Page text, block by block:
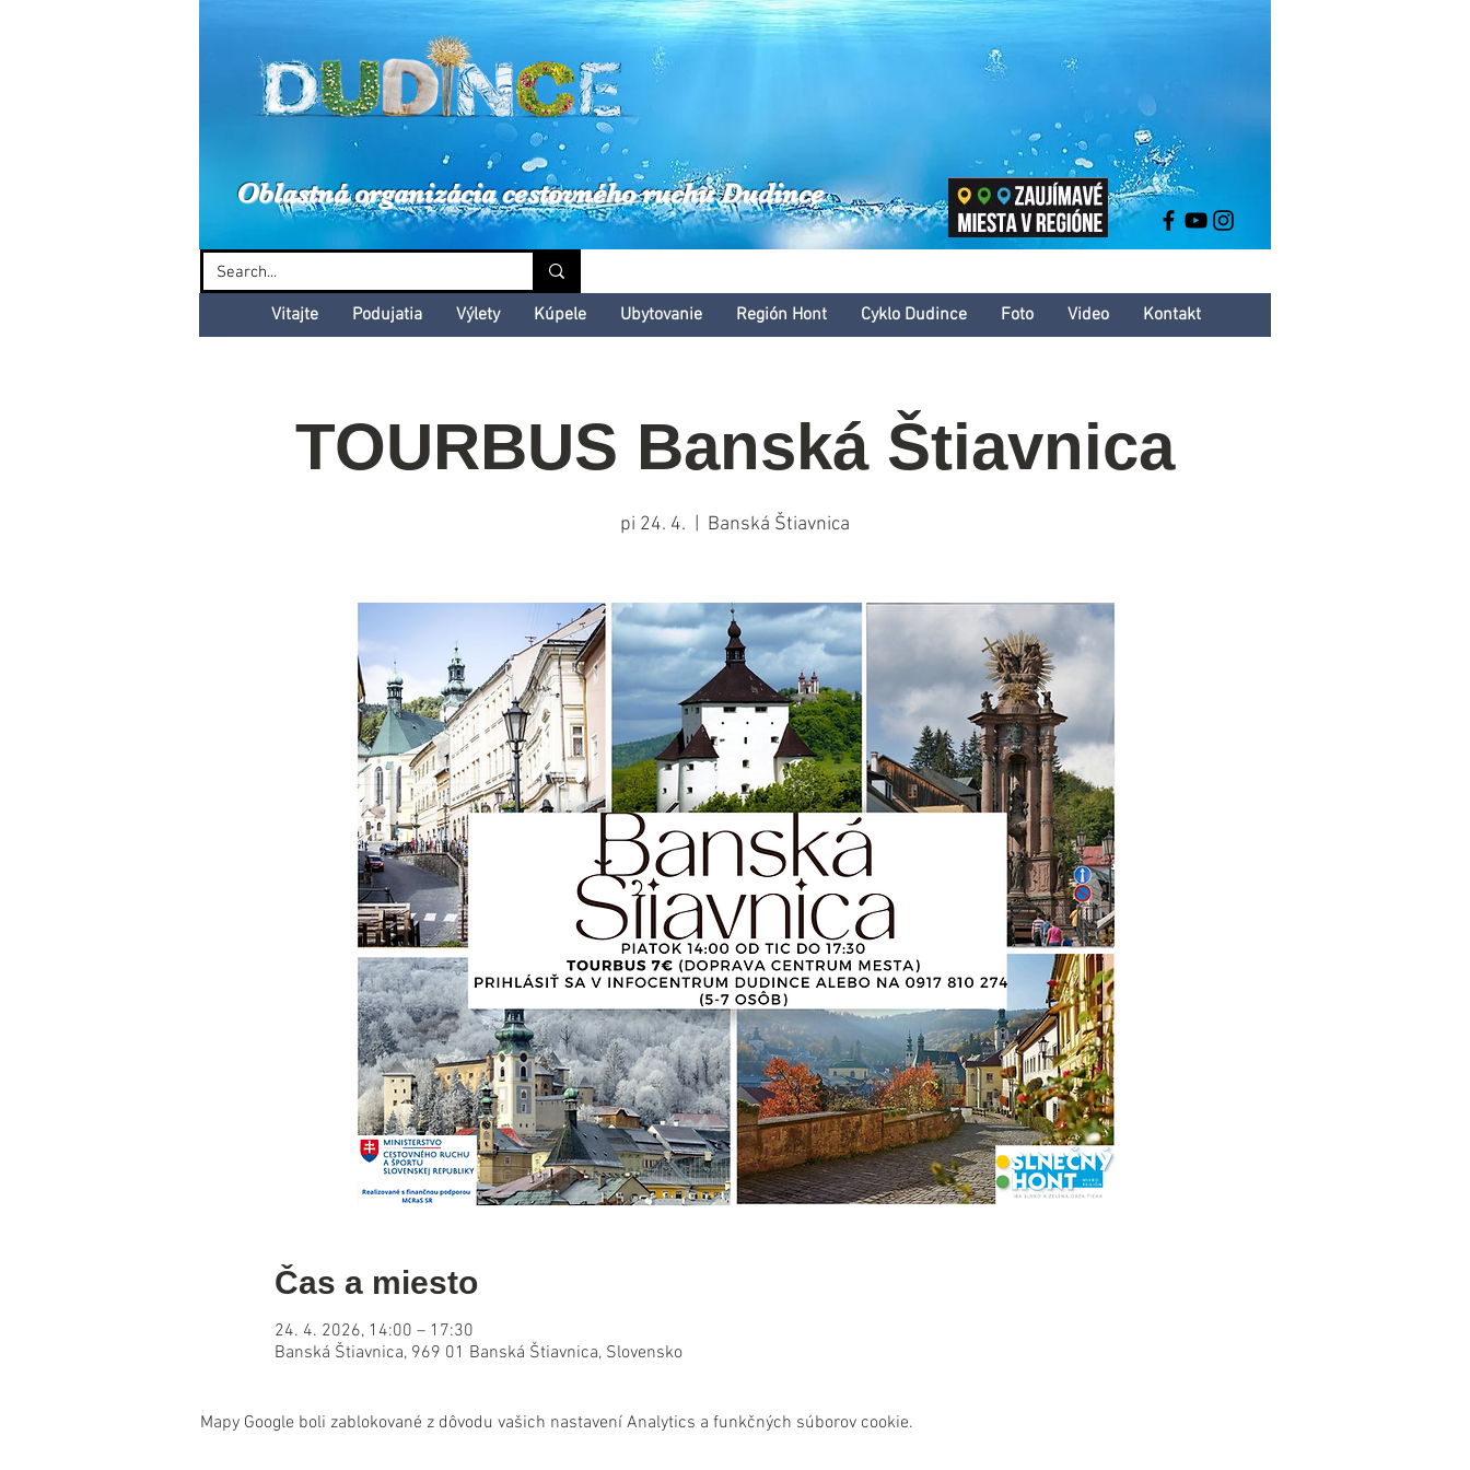
Dudinské kultúrne leto
Oblastná organizácia cestovného ruchu Dudince
Vitajte Podujatia Výlety Kúpele Ubytovanie Región Hont Cyklo Dudince Foto Video Kontakt
TOURBUS Banská Štiavnica
pi 24. 4. Banská Štiavnica
Čas a miesto
24. 4. 2026, 14:00 – 17:30
Banská Štiavnica, 969 01 Banská Štiavnica, Slovensko
Mapy Google boli zablokované z dôvodu vašich nastavení Analytics a funkčných súborov cookie.